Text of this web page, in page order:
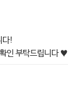
다!
인 부탁드립니다 ♥